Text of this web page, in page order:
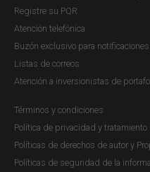
Registre su PQR
Atención telefónica
Buzón exclusivo para
Listas de correos
Atención a inversionistas de
Términos y condiciones
Política de privacidad y
Políticas de derechos de autor y
Políticas de seguridad de la